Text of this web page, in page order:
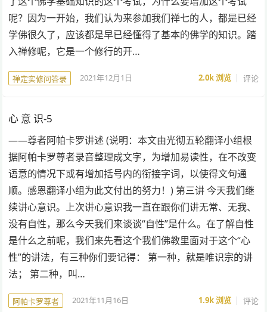
呢？因为一开始，我们认为来参加我们禅七的人，都是已经
学佛很久了，应该都是早已经懂得了基本的佛学的知识。踏
入禅修呢，它是一个修行的开…
禅定实修问答录 2021年12月1日 2.0k浏览 评论
心 意 识-5
——尊者阿帕卡罗讲述 (说明：本文由光彻五轮翻译小组根
据阿帕卡罗尊者录音整理成文字，为增加易读性，在不改变
语意的情况下或有增加括号内的衔接字词，以使得文句通
顺。感恩翻译小组为此文付出的努力！) 第三讲 今天我们继
续讲心意识。上次讲心意识我一直在跟你们讲无常、无我、
没有自性，那么今天我们来谈谈“自性”是什么。在了解自性
是什么之前呢，我们来先看这个我们佛教里面对于这个“心
性”的讲法，有三种你们要记得： 第一种，就是唯识宗的讲
法； 第二种，叫…
阿帕卡罗尊者 2021年11月16日 1.9k浏览 评论